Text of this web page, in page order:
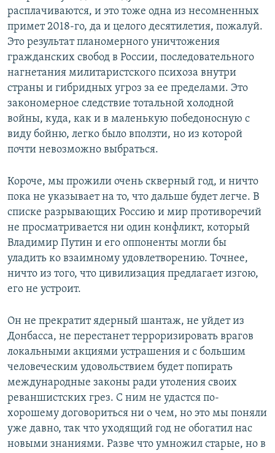
расплачиваются, и это тоже одна из несомненных
примет 2018-го, да и целого десятилетия, пожалуй.
Это результат планомерного уничтожения
гражданских свобод в России, последовательного
нагнетания милитаристского психоза внутри
страны и гибридных угроз за ее пределами. Это
закономерное следствие тотальной холодной
войны, куда, как и в маленькую победоносную с
виду бойню, легко было вползти, но из которой
почти невозможно выбраться.
Короче, мы прожили очень скверный год, и ничто
пока не указывает на то, что дальше будет легче. В
списке разрывающих Россию и мир противоречий
не просматривается ни один конфликт, который
Владимир Путин и его оппоненты могли бы
уладить ко взаимному удовлетворению. Точнее,
ничто из того, что цивилизация предлагает изгою,
его не устроит.
Он не прекратит ядерный шантаж, не уйдет из
Донбасса, не перестанет терроризировать врагов
локальными акциями устрашения и с большим
человеческим удовольствием будет попирать
международные законы ради утоления своих
реваншистских грез. С ним не удастся по-
хорошему договориться ни о чем, но это мы поняли
уже давно, так что уходящий год не обогатил нас
новыми знаниями. Разве что умножил старые, но в